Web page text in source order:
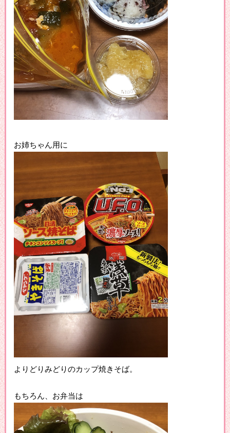
お姉ちゃん用に
よりどりみどりのカップ焼きそば。
もちろん、お弁当は